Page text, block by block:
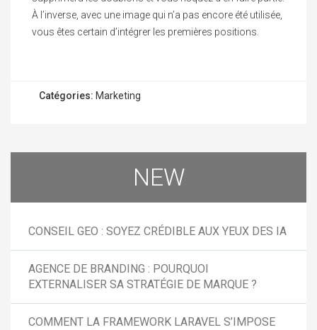
À l’inverse, avec une image qui n’a pas encore été utilisée,
vous êtes certain d’intégrer les premières positions.
Catégories: Marketing
NEW
CONSEIL GEO : SOYEZ CRÉDIBLE AUX YEUX DES IA
AGENCE DE BRANDING : POURQUOI
EXTERNALISER SA STRATÉGIE DE MARQUE ?
COMMENT LA FRAMEWORK LARAVEL S’IMPOSE